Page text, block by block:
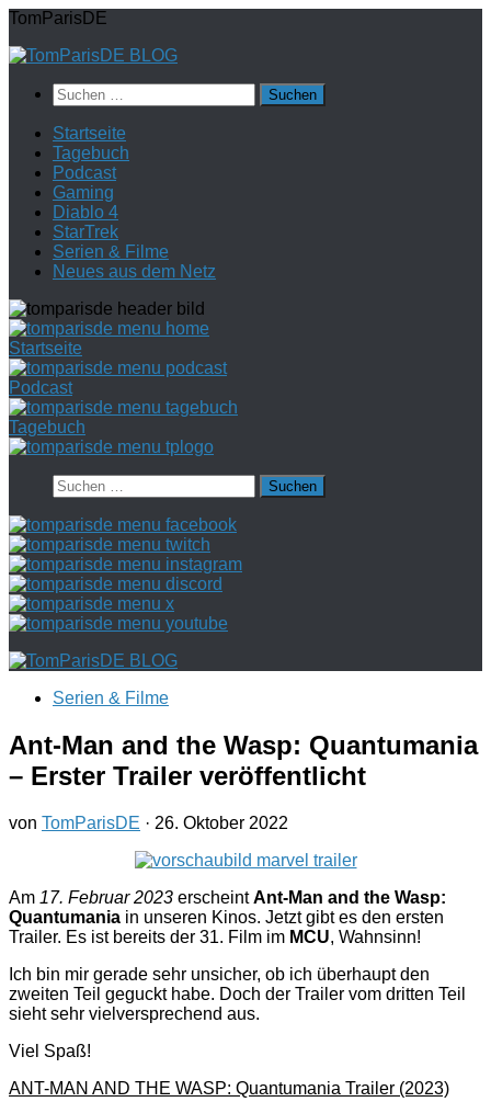
Zum
springen
TomParisDE
Suchen
nach:
Startseite
Tagebuch
Podcast
Gaming
Diablo 4
StarTrek
Serien & Filme
Neues aus dem Netz
Startseite
Podcast
Tagebuch
Suchen
nach:
Serien & Filme
Ant-Man and the Wasp: Quantumania
– Erster Trailer veröffentlicht
von TomParisDE · 26. Oktober 2022
Am 17. Februar 2023 erscheintAnt-Man and the Wasp:
Quantumania in unseren Kinos. Jetzt gibt es den ersten
Trailer. Es ist bereits der 31. Film im MCU, Wahnsinn!
Ich bin mir gerade sehr unsicher, ob ich überhaupt den
zweiten Teil geguckt habe. Doch der Trailer vom dritten Teil
sieht sehr vielversprechend aus.
Viel Spaß!
ANT-MAN AND THE WASP: Quantumania Trailer (2023)